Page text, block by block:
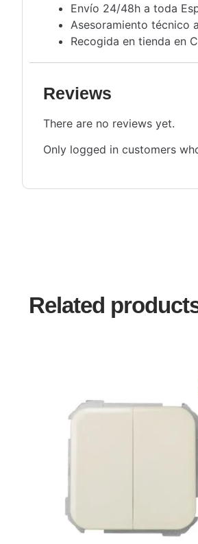
Envío 24/48h a toda
Asesoramiento técnico
Recogida en tienda en
Reviews
There are no reviews yet.
Only logged in customers
Related